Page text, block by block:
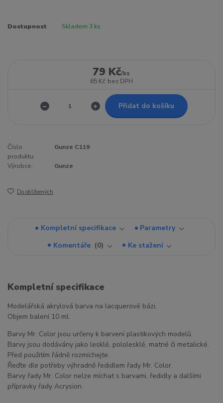
Dostupnost Skladem 3 ks
79 Kč/ks
65 Kč bez DPH
Přidat do košíku
Číslo
produktu:
Gunze C119
Výrobce: Gunze
Do oblíbených
Kompletní specifikace
Parametry
Komentáře
0 Ke stažení
Kompletní specifikace
Modelářská akrylová barva na lacquerové bázi.
Objem balení 10 ml.
Barvy Mr. Color jsou určeny k barvení plastikových modelů.
Barvy jsou dodávány jako lesklé, pololesklé, matné či metalické.
Před použitím řádně rozmíchejte.
Řeďte dle potřeby výhradně ředidlem řady Mr. Color.
Barvy řady Mr. Color nelze míchat s barvami, ředidly a dalšími
přípravky řady Acrysion.